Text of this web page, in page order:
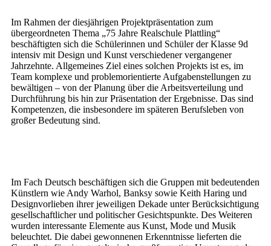
Im Rahmen der diesjährigen Projektpräsentation zum
übergeordneten Thema „75 Jahre Realschule Plattling“
beschäftigten sich die Schülerinnen und Schüler der Klasse 9d
intensiv mit Design und Kunst verschiedener vergangener
Jahrzehnte. Allgemeines Ziel eines solchen Projekts ist es, im
Team komplexe und problemorientierte Aufgabenstellungen zu
bewältigen – von der Planung über die Arbeitsverteilung und
Durchführung bis hin zur Präsentation der Ergebnisse. Das sind
Kompetenzen, die insbesondere im späteren Berufsleben von
großer Bedeutung sind.
Im Fach Deutsch beschäftigen sich die Gruppen mit bedeutenden
Künstlern wie Andy Warhol, Banksy sowie Keith Haring und
Designvorlieben ihrer jeweiligen Dekade unter Berücksichtigung
gesellschaftlicher und politischer Gesichtspunkte. Des Weiteren
wurden interessante Elemente aus Kunst, Mode und Musik
beleuchtet. Die dabei gewonnenen Erkenntnisse lieferten die